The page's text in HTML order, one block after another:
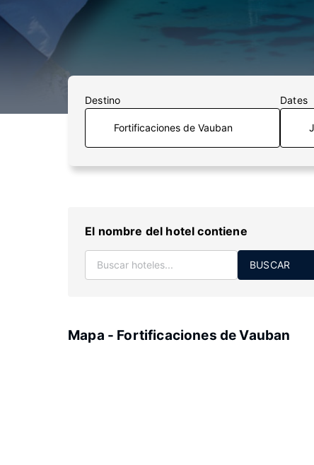
Destino Dates
El nombre del hotel contiene
BUSCAR
Mapa - Fortificaciones de Vauban